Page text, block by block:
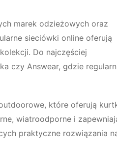
marek odzieżowych oraz
sieciówki online oferują
Do najczęściej
czy Answear, gdzie
które oferują
wiatroodporne i
praktyczne rozwiązania